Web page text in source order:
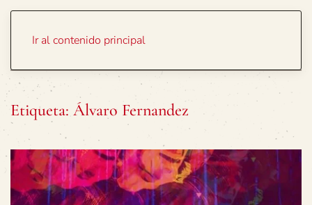
Ir al contenido principal
Etiqueta: Álvaro Fernandez